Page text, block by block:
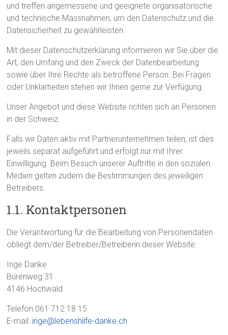
und treffen angemessene und geeignete organisatorische
und technische Massnahmen, um den Datenschutz und die
Datensicherheit zu gewährleisten.
Mit dieser Datenschutzerklärung informieren wir Sie über die
Art, den Umfang und den Zweck der Datenbearbeitung
sowie über Ihre Rechte als betroffene Person. Bei Fragen
oder Unklarheiten stehen wir Ihnen gerne zur Verfügung.
Unser Angebot und diese Website richten sich an Personen
in der Schweiz.
Falls wir Daten aktiv mit Partnerunternehmen teilen, ist dies
jeweils separat aufgeführt und erfolgt nur mit Ihrer
Einwilligung. Beim Besuch unserer Auftritte in den sozialen
Medien gelten zudem die Bestimmungen des jeweiligen
Betreibers.
1.1. Kontaktpersonen
Die Verantwortung für die Bearbeitung von Personendaten
obliegt dem/der Betreiber/Betreiberin dieser Website:
Inge Danke
Bürenweg 31
4146 Hochwald
Telefon 061 712 18 15
E-mail: inge@lebenshilfe-danke.ch